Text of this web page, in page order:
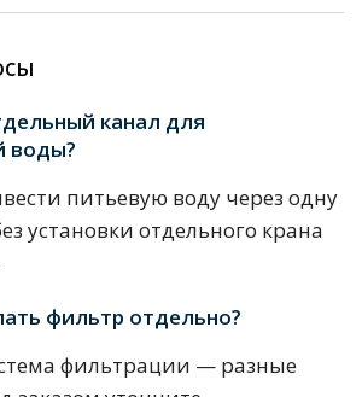
канал для
воды?
питьевую воду через одну
установки отдельного крана
фильтр отдельно?
фильтрации — разные